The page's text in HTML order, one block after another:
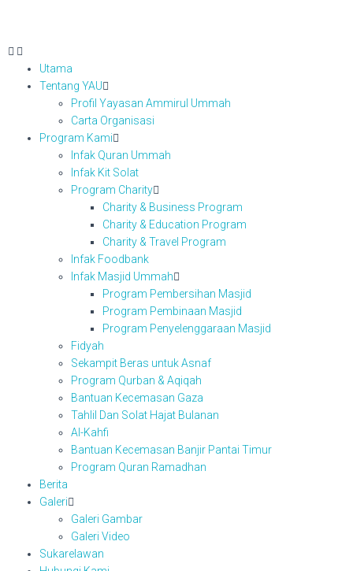
Utama
Tentang YAU
Profil Yayasan Ammirul Ummah
Carta Organisasi
Program Kami
Infak Quran Ummah
Infak Kit Solat
Program Charity
Charity & Business Program
Charity & Education Program
Charity & Travel Program
Infak Foodbank
Infak Masjid Ummah
Program Pembersihan Masjid
Program Pembinaan Masjid
Program Penyelenggaraan Masjid
Fidyah
Sekampit Beras untuk Asnaf
Program Qurban & Aqiqah
Bantuan Kecemasan Gaza
Tahlil Dan Solat Hajat Bulanan
Al-Kahfi
Bantuan Kecemasan Banjir Pantai Timur
Program Quran Ramadhan
Berita
Galeri
Galeri Gambar
Galeri Video
Sukarelawan